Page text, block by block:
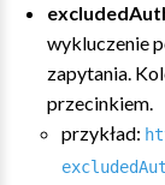
wykluczenie
zapytania.
przecinkiem.
przykład: